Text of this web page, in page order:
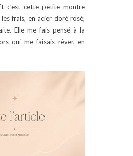
c’est cette petite montre
frais, en acier doré rosé,
Elle me fais pensé à la
qui me faisais rêver, en